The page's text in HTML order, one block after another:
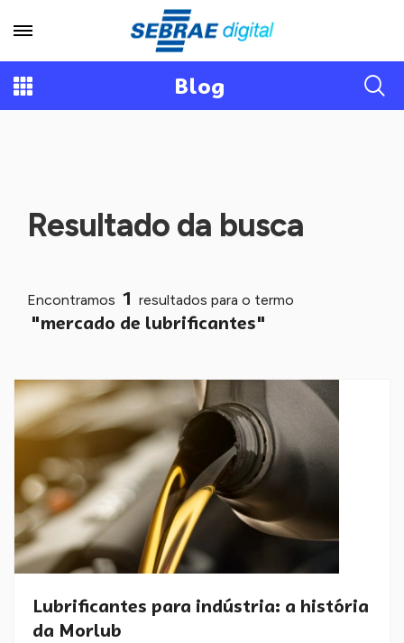
Blog
Resultado da busca
Encontramos 1 resultados para o termo
"mercado de lubrificantes"
Lubrificantes para indústria: a história
da Morlub